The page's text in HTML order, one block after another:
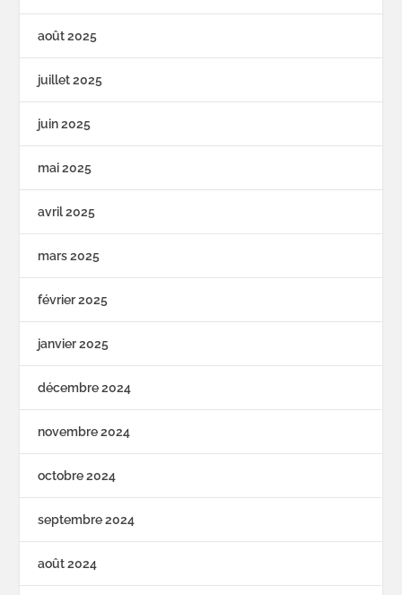
août 2025
juillet 2025
juin 2025
mai 2025
avril 2025
mars 2025
février 2025
janvier 2025
décembre 2024
novembre 2024
octobre 2024
septembre 2024
août 2024